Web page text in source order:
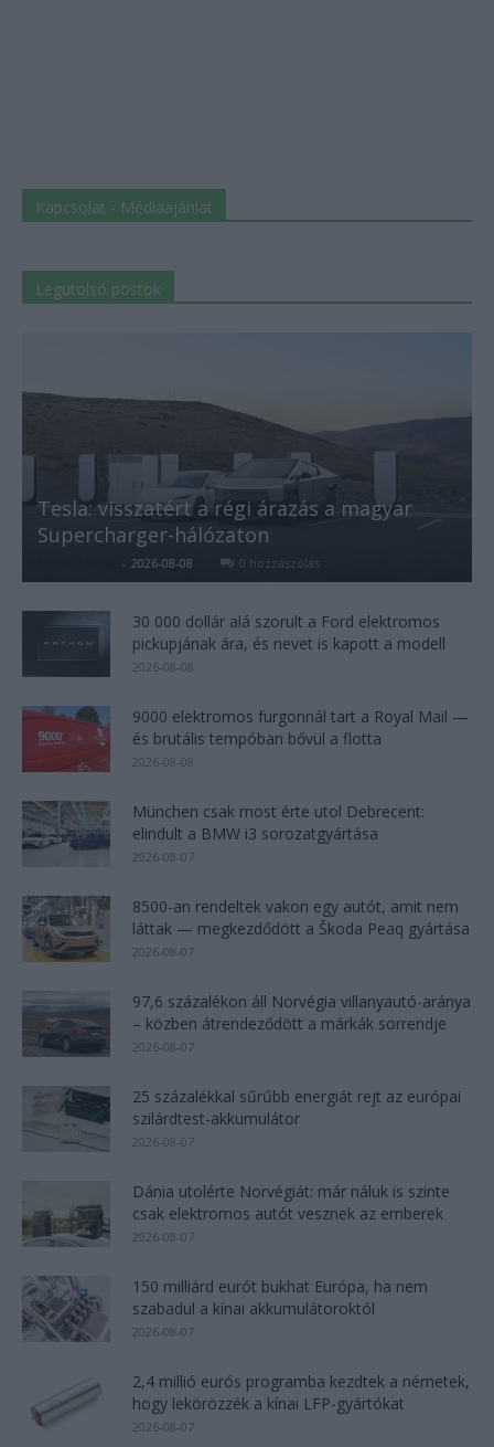
Kapcsolat - Médiaajánlat
Legutolsó postok
Tesla: visszatért a régi árazás a magyar
Supercharger-hálózaton
- 2026-08-08 0 hozzászólás
30 000 dollár alá szorult a Ford elektromos
pickupjának ára, és nevet is kapott a modell
2026-08-08
9000 elektromos furgonnál tart a Royal Mail —
és brutális tempóban bővül a flotta
2026-08-08
München csak most érte utol Debrecent:
elindult a BMW i3 sorozatgyártása
2026-08-07
8500-an rendeltek vakon egy autót, amit nem
láttak — megkezdődött a Škoda Peaq gyártása
2026-08-07
97,6 százalékon áll Norvégia villanyautó-aránya
– közben átrendeződött a márkák sorrendje
2026-08-07
25 százalékkal sűrűbb energiát rejt az európai
szilárdtest-akkumulátor
2026-08-07
Dánia utolérte Norvégiát: már náluk is szinte
csak elektromos autót vesznek az emberek
2026-08-07
150 milliárd eurót bukhat Európa, ha nem
szabadul a kínai akkumulátoroktól
2026-08-07
2,4 millió eurós programba kezdtek a németek,
hogy lekörözzék a kínai LFP-gyártókat
2026-08-07